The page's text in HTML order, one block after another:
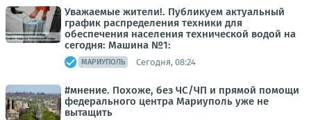
Уважаемые жители!. Публикуем актуальный
график распределения техники для
обеспечения населения технической водой на
сегодня: Машина №1:
МАРИУПОЛЬ Сегодня, 08:24
#мнение. Похоже, без ЧС/ЧП и прямой помощи
федерального центра Мариуполь уже не
вытащить